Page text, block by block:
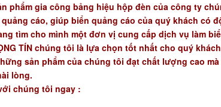
phẩm gia công bảng hiệu hộp đèn của công ty
quảng cáo, giúp biển quảng cáo của quý khách có
tìm cho mình một đơn vị cung cấp dịch vụ làm
TÍN chúng tôi là lựa chọn tốt nhất cho quý
sản phẩm của chúng tôi đạt chất lượng cao
lòng.
chúng tôi ngay :